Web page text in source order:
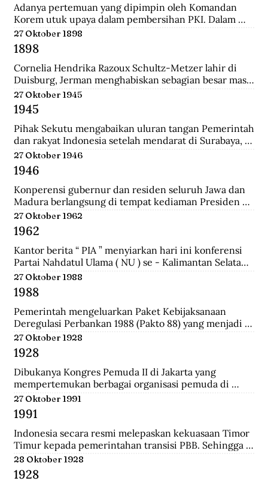
Adanya pertemuan yang dipimpin oleh Komandan
Korem utuk upaya dalam pembersihan PKI. Dalam
pertemuan ini mengubah jumlah wakil dari kedua
golongan yakni 27 dari Golongan Politik dan 21 dari
Golongan Karya.
27 Oktober 1898
1898
Cornelia Hendrika Razoux Schultz-Metzer lahir di
Duisburg, Jerman menghabiskan sebagian besar masa
kecilnya di Arnhem. Dia mengenyam pendidikan di
Kweekschool untuk menjadi guru. Keputusan
Pemerintah Kolonial untuk mengangkat Cornelia
sebagai anggota Dewan Rakyat memancing protes
para perempuan Indonesia.  Para perempuan
menginginkan seorang wakil perempuan Indonesia di
Volksraad. Tapi alih-alih memilih perempuan
Indonesia, pemerintah Belanda menunjuk seorang
perempuan Belanda yang aktif di organisasi
perempuan sayap IEV.
27 Oktober 1945
1945
Pihak Sekutu mengabaikan uluran tangan Pemerintah
dan rakyat Indonesia setelah mendarat di Surabaya,
dan menyerbu penjara Republik untuk membebaskan
perwira-perwira Sekutu dan pegawai RAPWI (Relief
of Allied Prisoners of War and Internees) yang
ditawan Republik.
27 Oktober 1946
1946
Konperensi gubernur dan residen seluruh Jawa dan
Madura berlangsung di tempat kediaman Presiden
Sukarno hari ini di Yogyakarta. Konperensi
membicarakan masalah kerjasama yang lebih erat
antara pemerintah dan pihak swasta.a setelah
mendarat di Surabaya, dan menyerbu penjara
Republik untuk membebaskan perwira-perwira
Sekutu dan pegawai RAPWI (Relief of Allied Prisoners
of War and Internees) yang ditawan Republik.
27 Oktober 1962
1962
Kantor berita “ PIA ” menyiarkan hari ini konferensi
Partai Nahdatul Ulama ( NU ) se - Kalimantan Selatan
meminta kepada Presiden Sukarno supaya mengubah
status Keadaan Darurat Militer menjadi Keadaan
Darurat Sipil di Kalsel.
27 Oktober 1988
1988
Pemerintah mengeluarkan Paket Kebijaksanaan
Deregulasi Perbankan 1988 (Pakto 88) yang menjadi
titik balik dari berbagai kebijaksanaan penertiban
perbankan 1971-1972. Salah satu fundamental dalam
dalam Pakto 88 adalah perijinan untuk bank devisa
yang hanya mensyaratkan tingkat kesehatan dan aset
bank telah mencapai minimal Rp. 100 juta.
27 Oktober 1928
1928
Dibukanya Kongres Pemuda II di Jakarta yang
mempertemukan berbagai organisasi pemuda di
seluruh Hindia Belanda. Dari kongres ini melahirkan
Sumpah Pemuda.
27 Oktober 1991
1991
Indonesia secara resmi melepaskan kekuasaan Timor
Timur kepada pemerintahan transisi PBB. Sehingga
kini wilayah tersebut bukan lagi bagian dari provinsi
Indonesia.
28 Oktober 1928
1928